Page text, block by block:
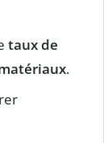
taux de
.